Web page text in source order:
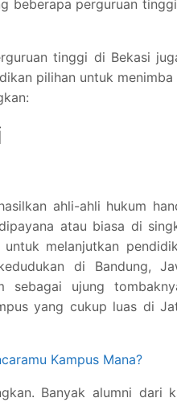
beberapa perguruan
tinggi di Bekasi
pilihan untuk menimba
ahli-ahli hukum
atau biasa di
melanjutkan
di Bandung,
sebagai ujung
yang cukup luas di
Kampus Mana?
Banyak alumni dari